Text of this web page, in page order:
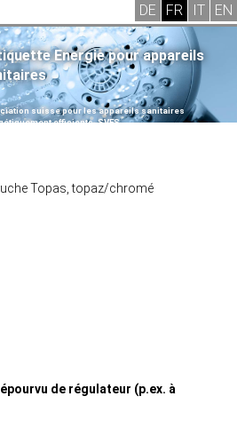
Energie pour appareils
suisse pour les appareils sanitaires
efficients, SVES
Topas, topaz/chromé
de régulateur (p.ex. à